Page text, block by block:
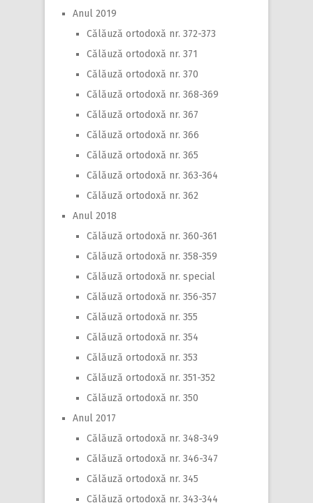
Anul 2019
Călăuză ortodoxă nr. 372-373
Călăuză ortodoxă nr. 371
Călăuză ortodoxă nr. 370
Călăuză ortodoxă nr. 368-369
Călăuză ortodoxă nr. 367
Călăuză ortodoxă nr. 366
Călăuză ortodoxă nr. 365
Călăuză ortodoxă nr. 363-364
Călăuză ortodoxă nr. 362
Anul 2018
Călăuză ortodoxă nr. 360-361
Călăuză ortodoxă nr. 358-359
Călăuză ortodoxă nr. special
Călăuză ortodoxă nr. 356-357
Călăuză ortodoxă nr. 355
Călăuză ortodoxă nr. 354
Călăuză ortodoxă nr. 353
Călăuză ortodoxă nr. 351-352
Călăuză ortodoxă nr. 350
Anul 2017
Călăuză ortodoxă nr. 348-349
Călăuză ortodoxă nr. 346-347
Călăuză ortodoxă nr. 345
Călăuză ortodoxă nr. 343-344